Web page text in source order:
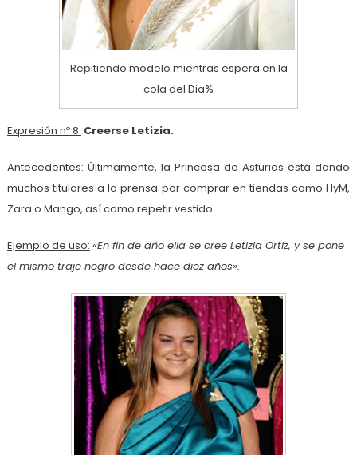
Repitiendo modelo mientras espera en la
cola del Dia%
Expresión nº 8: Creerse Letizia.
Antecedentes: Últimamente, la Princesa de Asturias está dando
muchos titulares a la prensa por comprar en tiendas como HyM,
Zara o Mango, así como repetir vestido.
Ejemplo de uso: «En fin de año ella se cree Letizia Ortiz, y se pone
el mismo traje negro desde hace diez años».